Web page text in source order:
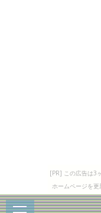
[PR] この広告は3
ホームページを更